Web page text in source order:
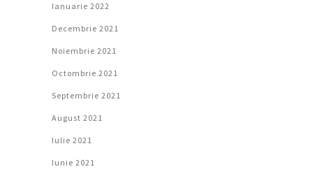
Ianuarie 2022
Decembrie 2021
Noiembrie 2021
Octombrie 2021
Septembrie 2021
August 2021
Iulie 2021
Iunie 2021